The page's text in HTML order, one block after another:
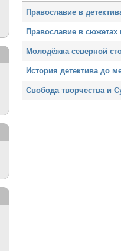
Православие в
Православие в
Молодёжка северной
История детектива до
Свобода творчества и